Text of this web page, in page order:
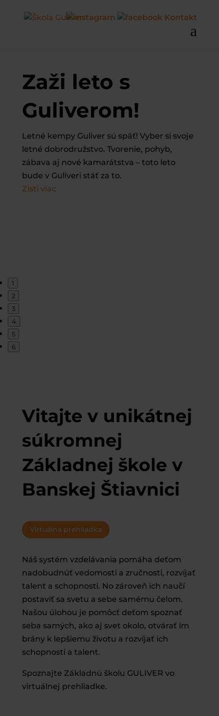
Kontakt
Zaži leto s
Guliverom!
Letné kempy Guliver sú späť! Vyber si svoje
letné dobrodružstvo. Tvorenie, pohyb,
zábava aj nové kamarátstva – toto leto
bude v Guliveri stáť za to.
Zisti viac
1
2
3
4
5
6
Vitajte v unikátnej
súkromnej
Základnej škole v
Banskej Štiavnici
Virtuálna prehliadka
Náš systém vzdelávania pomáha deťom
nadobudnúť vedomosti a zručnosti, rozvíjať
talent a schopnosti. No zároveň ich naučí
postaviť sa svetu a sebe samému čelom.
Našou úlohou je pomôcť deťom spoznať
seba samých, ako aj svet okolo, otvárať im
brány k lepšiemu životu a rozvíjať ich
schopnosti a talent.
Spoznajte Základnú školu GULIVER vo
virtuálnej prehliadke.